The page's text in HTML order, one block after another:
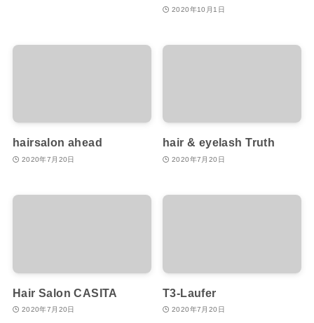
2020年10月1日
hairsalon ahead
2020年7月20日
hair & eyelash Truth
2020年7月20日
Hair Salon CASITA
2020年7月20日
T3-Laufer
2020年7月20日